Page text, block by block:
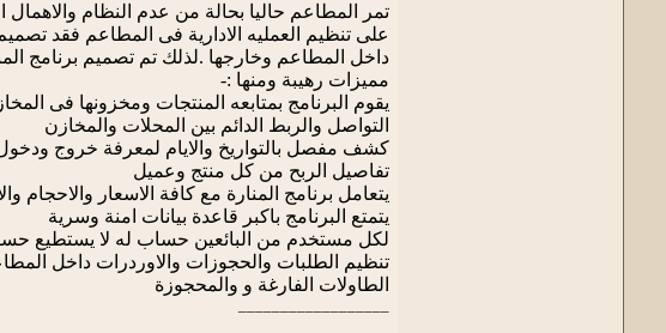
تمر المطاعم حاليا بحالة من عدم النظام
على تنظيم العمليه الادارية فى المطاعم فقد تصميم
داخل المطاعم وخارجها .لذلك تم تصميم برنامج
مميزات رهيبة ومنها :-
يقوم البرنامج بمتابعه المنتجات ومخزونها فى
التواصل والربط الدائم بين المحلات والمخازن
كشف مفصل بالتواريخ والايام لمعرفة خروج
تفاصيل الربح من كل منتج وعميل
يتعامل برنامج المنارة مع كافة الاسعار والاحجام
يتمتع البرنامج باكبر قاعدة بيانات امنة وسرية
لكل مستخدم من البائعين حساب له لا يستطيع
تنظيم الطلبات والحجوزات والاوردرات داخل
الطاولات الفارغة و والمحجوزة